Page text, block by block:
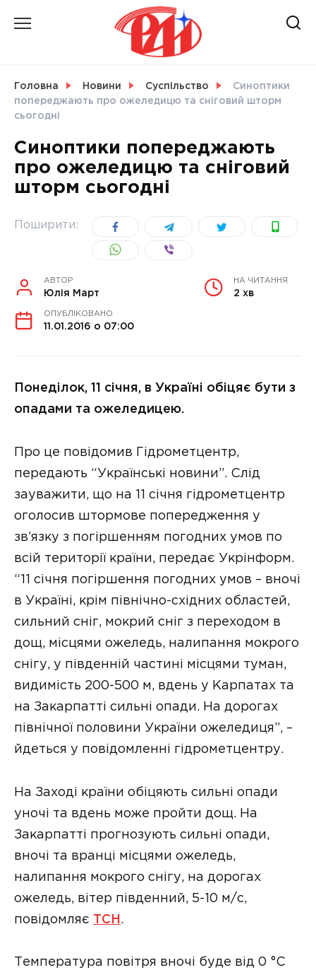
СВІТ
УКРАЇНА
Головна Новини Суспільство
Cиноптики
попереджають про ожеледицю та сніговий шторм
сьогодні
Cиноптики попереджають
про ожеледицю та сніговий
шторм сьогодні
Поширити:
АВТОР
Юлія Март
НА ЧИТАННЯ
2 хв
ОПУБЛІКОВАНО
11.01.2016 о 07:00
Понеділок, 11 січня, в Україні обіцяє бути з
опадами та ожеледицею.
Про це повідомив Гідрометцентр,
передають “Українські новини”. Слід
зауважити, що на 11 січня гідрометцентр
оголосив штормове попередження у
зв’язку з погіршенням погодних умов по
всій території країни, передає Укрінформ.
“11 січня погіршення погодних умов – вночі
в Україні, крім північно-східних областей,
сильний сніг, мокрий сніг з переходом в
дощ, місцями ожеледь, налипання мокрого
снігу, у південній частині місцями туман,
видимість 200-500 м, вдень у Карпатах та
на Закарпатті сильні опади. На дорогах
північної половини України ожеледиця”, –
йдеться у повідомленні гідрометцентру.
На Заході країни обіцяють сильні опади
уночі та вдень може пройти дощ. На
Закарпатті прогнозують сильні опади,
вночі та вранці місцями ожеледь,
налипання мокрого снігу, на дорогах
ожеледь, вітер південний, 5-10 м/с,
повідомляє ТСН .
Температура повітря вночі буде від 0 °C